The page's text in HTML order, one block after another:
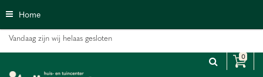
n
Home
Vandaag zijn wij helaas gesloten